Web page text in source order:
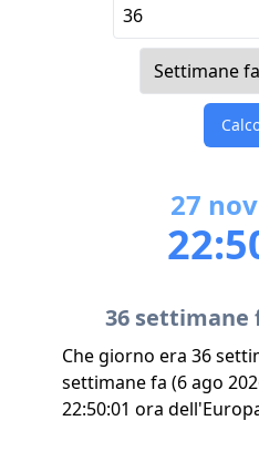
27 nov
36 settimane
Che giorno era 36
settimane fa (6 ago
22:50:01 ora